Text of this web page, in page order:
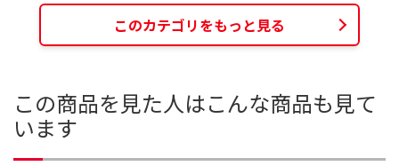
このカテゴリをもっと見る
この商品を見た人はこんな商品も見て
います